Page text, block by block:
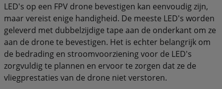
LED's op een FPV drone bevestigen kan eenvoudig zijn,
maar vereist enige handigheid. De meeste LED's worden
geleverd met dubbelzijdige tape aan de onderkant om ze
aan de drone te bevestigen. Het is echter belangrijk om
de bedrading en stroomvoorziening voor de LED's
zorgvuldig te plannen en ervoor te zorgen dat ze de
vliegprestaties van de drone niet verstoren.